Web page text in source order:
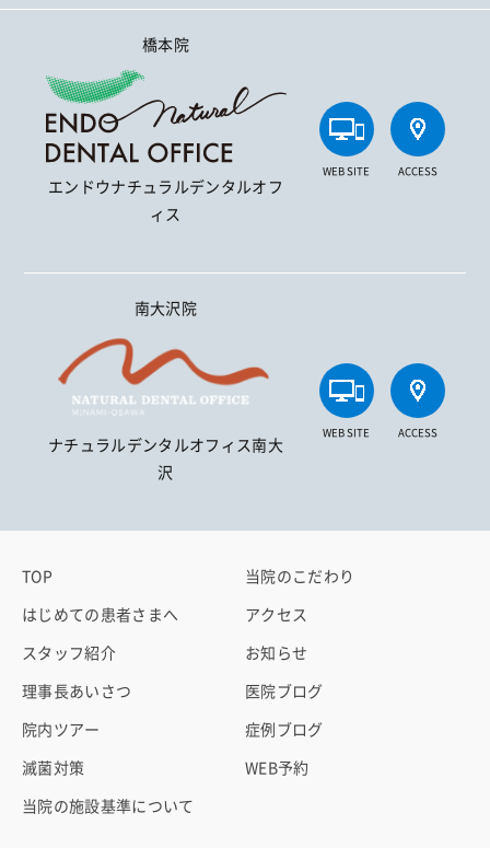
橋本院
エンドウナチュラルデンタルオフ
ィス
WEB SITE ACCESS
南大沢院
ナチュラルデンタルオフィス南大
沢
WEB SITE ACCESS
TOP
はじめての患者さまへ
スタッフ紹介
理事長あいさつ
院内ツアー
滅菌対策
当院の施設基準について
当院のこだわり
アクセス
お知らせ
医院ブログ
症例ブログ
WEB予約